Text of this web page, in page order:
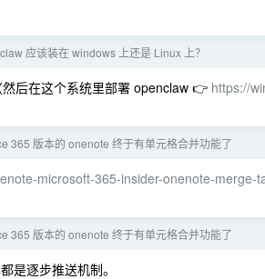
应该装在 windows 上还是 Linux 上？
后在这个系统里部署 openclaw 👉 https://
365 版本的 onenote 终于有单元格合并功能了
microsoft-365-insider-onenote-merge-
365 版本的 onenote 终于有单元格合并功能了
是逐步推送机制。